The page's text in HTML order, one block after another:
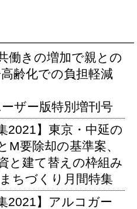
働きの増加で親との
齢化での負担軽減
ザー版特別増刊号
2021】東京・中延の
要除却の基準案、
と建て替えの枠組み
まちづくり月間特集
2021】アルコガー